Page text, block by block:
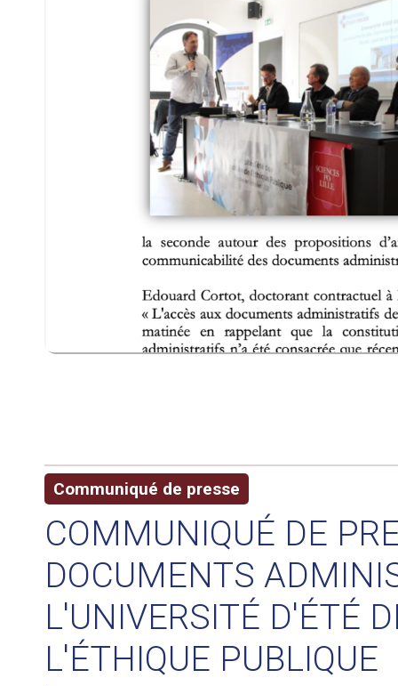
Communiqué de presse
COMMUNIQUÉ DE
DOCUMENTS
L'UNIVERSITÉ D'ÉTÉ
L'ÉTHIQUE PUBLIQUE